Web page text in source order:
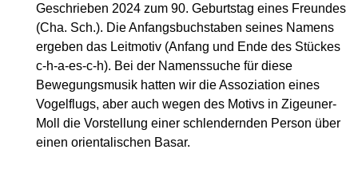
Geschrieben 2024 zum 90. Geburtstag eines Freundes
(Cha. Sch.). Die Anfangsbuchstaben seines Namens
ergeben das Leitmotiv (Anfang und Ende des Stückes
c-h-a-es-c-h). Bei der Namenssuche für diese
Bewegungsmusik hatten wir die Assoziation eines
Vogelflugs, aber auch wegen des Motivs in Zigeuner-
Moll die Vorstellung einer schlendernden Person über
einen orientalischen Basar.